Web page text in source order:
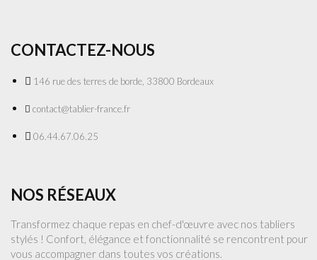
CONTACTEZ-NOUS
146 rue des terres de borde, 33800 Bordeaux
contact@tablier-france.fr
06.44.67.06.25
NOS RÉSEAUX
Transformez chaque repas en chef-d'œuvre avec nos tabliers
stylés ! Confort, élégance et fonctionnalité se rencontrent pour
vous accompagner dans toutes vos créations.